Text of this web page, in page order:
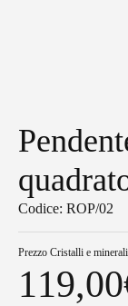
Codice: ROP/02
Prezzo Cristalli e
119,00